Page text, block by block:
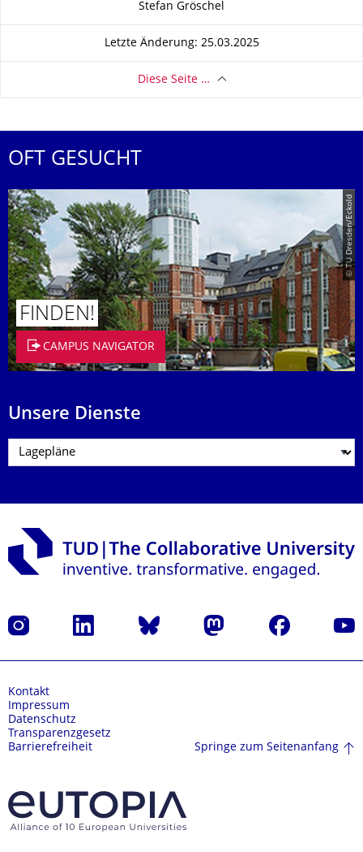
Stefan Gröschel
Letzte Änderung: 25.03.2025
Diese Seite …
OFT GESUCHT
© TU Dresden/Eckold
FINDEN!
CAMPUS NAVIGATOR
Unsere Dienste
Instagram LinkedIn Bluesky Mastodon Facebook
Kontakt
Impressum
Datenschutz
Transparenzgesetz
Barrierefreiheit
Springe zum Seitenanfang